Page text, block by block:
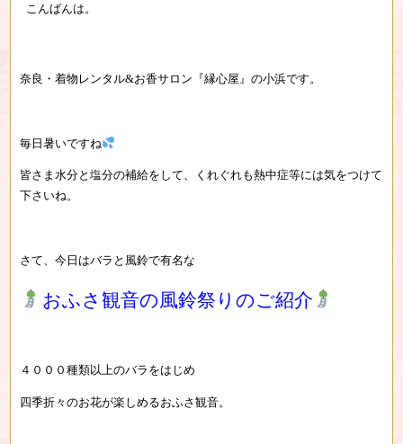
こんばんは。
奈良・着物レンタル&お香サロン『縁心屋』の小浜です。
毎日暑いですね
皆さま水分と塩分の補給をして、くれぐれも熱中症等には気をつけて
下さいね。
さて、今日はバラと風鈴で有名な
おふさ観音の風鈴祭りのご紹介
４０００種類以上のバラをはじめ
四季折々のお花が楽しめるおふさ観音。